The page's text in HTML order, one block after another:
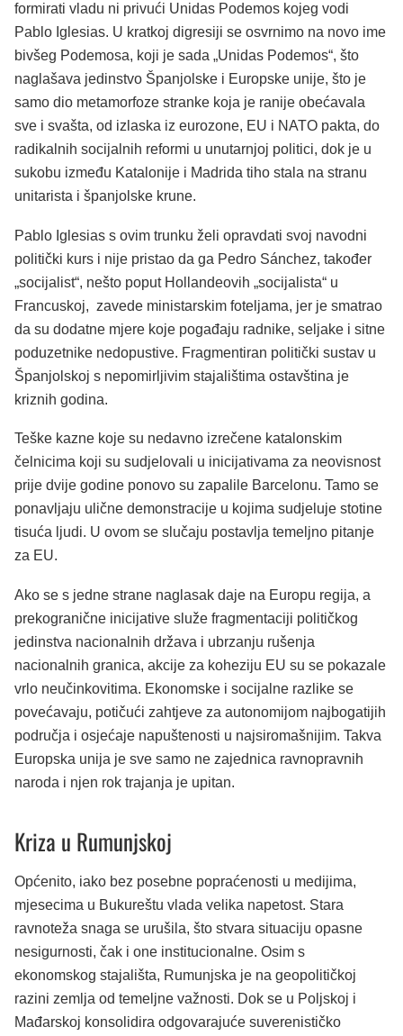
formirati vladu ni privući Unidas Podemos kojeg vodi
Pablo Iglesias. U kratkoj digresiji se osvrnimo na novo ime
bivšeg Podemosa, koji je sada „Unidas Podemos“, što
naglašava jedinstvo Španjolske i Europske unije, što je
samo dio metamorfoze stranke koja je ranije obećavala
sve i svašta, od izlaska iz eurozone, EU i NATO pakta, do
radikalnih socijalnih reformi u unutarnjoj politici, dok je u
sukobu između Katalonije i Madrida tiho stala na stranu
unitarista i španjolske krune.
Pablo Iglesias s ovim trunku želi opravdati svoj navodni
politički kurs i nije pristao da ga Pedro Sánchez, također
„socijalist“, nešto poput Hollandeovih „socijalista“ u
Francuskoj, zavede ministarskim foteljama, jer je smatrao
da su dodatne mjere koje pogađaju radnike, seljake i sitne
poduzetnike nedopustive. Fragmentiran politički sustav u
Španjolskoj s nepomirljivim stajalištima ostavština je
kriznih godina.
Teške kazne koje su nedavno izrečene katalonskim
čelnicima koji su sudjelovali u inicijativama za neovisnost
prije dvije godine ponovo su zapalile Barcelonu. Tamo se
ponavljaju ulične demonstracije u kojima sudjeluje stotine
tisuća ljudi. U ovom se slučaju postavlja temeljno pitanje
za EU.
Ako se s jedne strane naglasak daje na Europu regija, a
prekogranične inicijative služe fragmentaciji političkog
jedinstva nacionalnih država i ubrzanju rušenja
nacionalnih granica, akcije za koheziju EU su se pokazale
vrlo neučinkovitima. Ekonomske i socijalne razlike se
povećavaju, potičući zahtjeve za autonomijom najbogatijih
područja i osjećaje napuštenosti u najsiromašnijim. Takva
Europska unija je sve samo ne zajednica ravnopravnih
naroda i njen rok trajanja je upitan.
Kriza u Rumunjskoj
Općenito, iako bez posebne popraćenosti u medijima,
mjesecima u Bukureštu vlada velika napetost. Stara
ravnoteža snaga se urušila, što stvara situaciju opasne
nesigurnosti, čak i one institucionalne. Osim s
ekonomskog stajališta, Rumunjska je na geopolitičkoj
razini zemlja od temeljne važnosti. Dok se u Poljskoj i
Mađarskoj konsolidira odgovarajuće suverenističko